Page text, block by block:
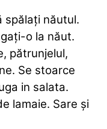
spălați năutul.
o la năut.
pătrunjelul,
Se stoarce
in salata.
lamaie. Sare şi